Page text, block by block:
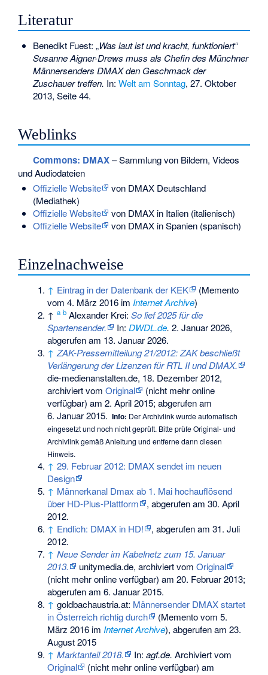
Literatur
Benedikt Fuest: „Was laut ist und kracht, funktioniert“
Susanne Aigner-Drews muss als Chefin des Münchner
Männersenders DMAX den Geschmack der
Zuschauer treffen. In: Welt am Sonntag, 27. Oktober
2013, Seite 44.
Weblinks
Commons: DMAX– Sammlung von Bildern, Videos
und Audiodateien
Offizielle Website
von DMAX Deutschland
(Mediathek)
Offizielle Website
von DMAX in Italien (italienisch)
Offizielle Website
von DMAX in Spanien (spanisch)
Einzelnachweise
↑ Eintrag in der Datenbank der KEK (Memento
vom 4. März 2016 im Internet Archive)
↑a b Alexander Krei:So lief 2025 für die
Spartensender.
In:DWDL.de. 2. Januar 2026,
abgerufen am 13. Januar 2026.
↑ ZAK-Pressemitteilung 21/2012: ZAK beschließt
Verlängerung der Lizenzen für RTL II und DMAX.
die-medienanstalten.de, 18. Dezember 2012,
archiviert vomOriginal
(nicht mehr online
verfügbar) am2. April 2015; abgerufen am
6. Januar 2015. Info: Der Archivlink wurde automatisch
eingesetzt und noch nicht geprüft. Bitte prüfe Original- und
Archivlink gemäßAnleitung und entferne dann diesen
Hinweis.
↑ 29. Februar 2012: DMAX sendet im neuen
Design
↑ Männerkanal Dmax ab 1. Mai hochauflösend
über HD-Plus-Plattform
, abgerufen am 30. April
2012.
↑ Endlich: DMAX in HD!
, abgerufen am 31. Juli
2012.
↑ Neue Sender im Kabelnetz zum 15. Januar
2013.
unitymedia.de, archiviert vomOriginal
(nicht mehr online verfügbar) am20. Februar 2013;
abgerufen am 6. Januar 2015.
↑ goldbachaustria.at: Männersender DMAX startet
in Österreich richtig durch
(Mementovom 5.
März 2016 im Internet Archive), abgerufen am 23.
August 2015
↑ Marktanteil 2018. In:agf.de. Archiviert vom
Original
(nicht mehr online verfügbar) am